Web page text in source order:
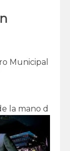
Municipal
la mano d